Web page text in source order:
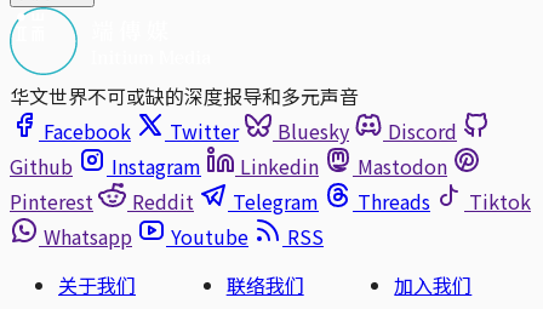
华文世界不可或缺的深度报导和多元声音
Facebook
Twitter Bluesky
Discord
Github
Instagram Linkedin
Mastodon
Pinterest
Reddit Telegram Threads
Tiktok
Whatsapp
Youtube
RSS
关于我们
联络我们
加入我们